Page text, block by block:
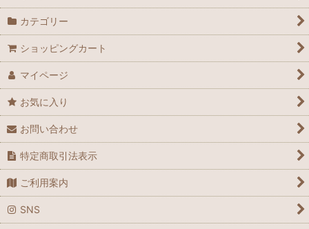
カテゴリー
ショッピングカート
マイページ
お気に入り
お問い合わせ
特定商取引法表示
ご利用案内
SNS